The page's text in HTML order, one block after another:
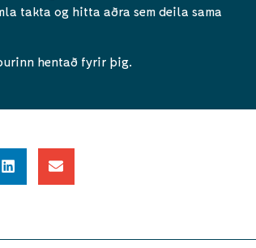
takta og hitta aðra sem deila sama
hentað fyrir þig.